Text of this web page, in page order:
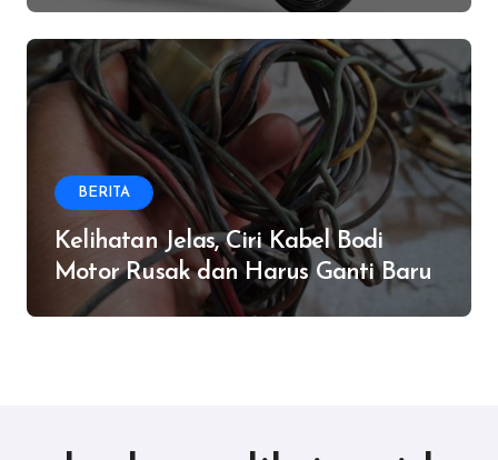
BERITA
Kelihatan Jelas, Ciri Kabel Bodi
Motor Rusak dan Harus Ganti Baru